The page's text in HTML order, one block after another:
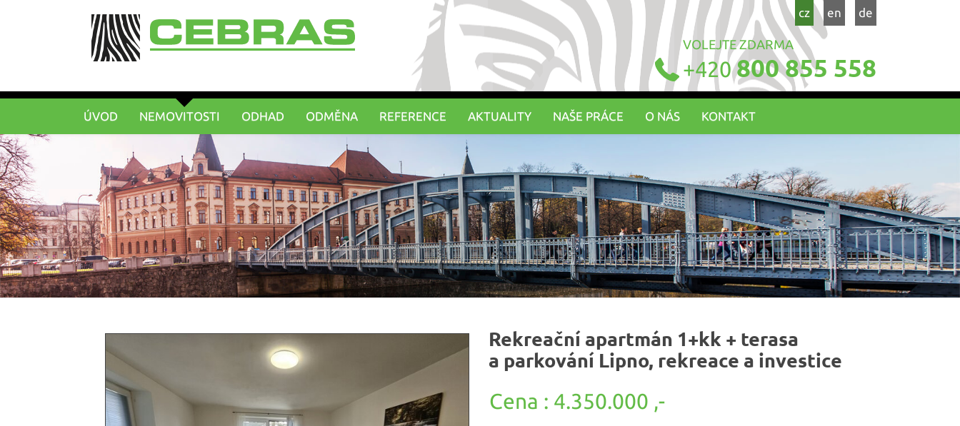
cz en de
VOLEJTE ZDARMA
+420800 855 558
ÚVOD NEMOVITOSTI ODHAD ODMĚNA REFERENCE AKTUALITY NAŠE PRÁCE O NÁS KONTAKT
Rekreační apartmán 1+kk + terasa
a parkování Lipno, rekreace a investice
4.350.000 ,-